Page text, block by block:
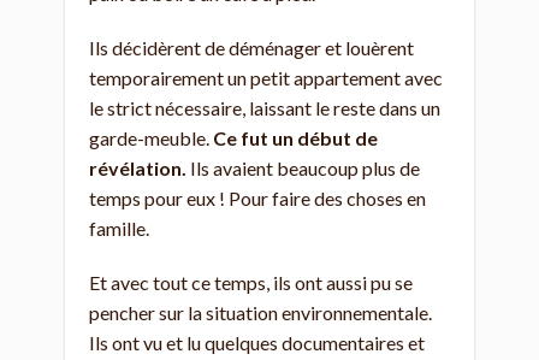
Ils décidèrent de déménager et louèrent
temporairement un petit appartement avec
le strict nécessaire, laissant le reste dans un
garde-meuble. Ce fut un début de
révélation. Ils avaient beaucoup plus de
temps pour eux ! Pour faire des choses en
famille.
Et avec tout ce temps, ils ont aussi pu se
pencher sur la situation environnementale.
Ils ont vu et lu quelques documentaires et